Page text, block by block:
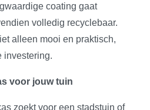
coating gaat
volledig recyclebaar.
alleen mooi en praktisch,
investering.
voor jouw tuin
zoekt voor een stadstuin of